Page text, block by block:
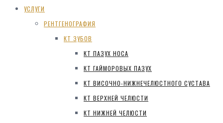
УСЛУГИ
РЕНТГЕНОГРАФИЯ
КТ ЗУБОВ
КТ ПАЗУХ НОСА
КТ ГАЙМОРОВЫХ ПАЗУХ
КТ ВИСОЧНО-НИЖНЕЧЕЛЮСТНОГО СУСТАВА
КТ ВЕРХНЕЙ ЧЕЛЮСТИ
КТ НИЖНЕЙ ЧЕЛЮСТИ